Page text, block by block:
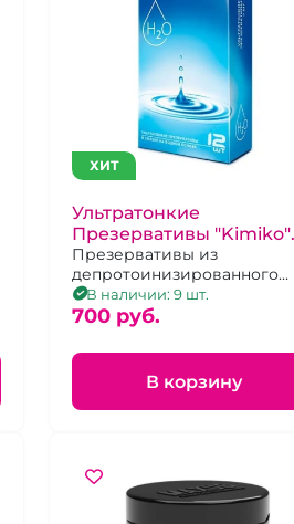
ХИТ
Ультратонкие
Презервативы "Kimiko"
Aqua ультратонкие 12 шт
Презервативы из
депротоинизированного
латекса со смазкой на
водной основе большая
В наличии: 9 шт.
700 pуб.
В корзину